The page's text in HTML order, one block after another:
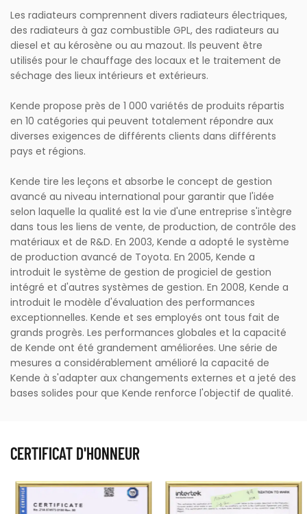
Les radiateurs comprennent divers radiateurs électriques,
des radiateurs à gaz combustible GPL, des radiateurs au
diesel et au kérosène ou au mazout. Ils peuvent être
utilisés pour le chauffage des locaux et le traitement de
séchage des lieux intérieurs et extérieurs.
Kende propose près de 1 000 variétés de produits répartis
en 10 catégories qui peuvent totalement répondre aux
diverses exigences de différents clients dans différents
pays et régions.
Kende tire les leçons et absorbe le concept de gestion
avancé au niveau international pour garantir que l'idée
selon laquelle la qualité est la vie d'une entreprise s'intègre
dans tous les liens de vente, de production, de contrôle des
matériaux et de R&D. En 2003, Kende a adopté le système
de production avancé de Toyota. En 2005, Kende a
introduit le système de gestion de progiciel de gestion
intégré et d'autres systèmes de gestion. En 2008, Kende a
introduit le modèle d'évaluation des performances
exceptionnelles. Kende et ses employés ont tous fait de
grands progrès. Les performances globales et la capacité
de Kende ont été grandement améliorées. Une série de
mesures a considérablement amélioré la capacité de
Kende à s'adapter aux changements externes et a jeté des
bases solides pour que Kende renforce l'objectif de qualité.
CERTIFICAT D'HONNEUR